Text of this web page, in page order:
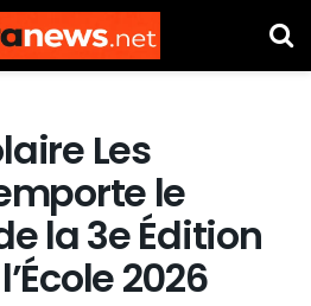
Les
le
la 3e Édition
2026